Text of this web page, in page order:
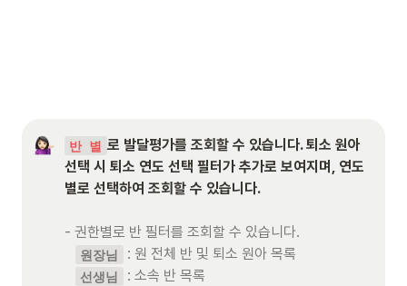
반 별 로 발달평가를 조회할 수 있습니다. 퇴소 원아
선택 시 퇴소 연도 선택 필터가 추가로 보여지며, 연도
별로 선택하여 조회할 수 있습니다.
- 권한별로 반 필터를 조회할 수 있습니다.
원장님 : 원 전체 반 및 퇴소 원아 목록
선생님
: 소속 반 목록